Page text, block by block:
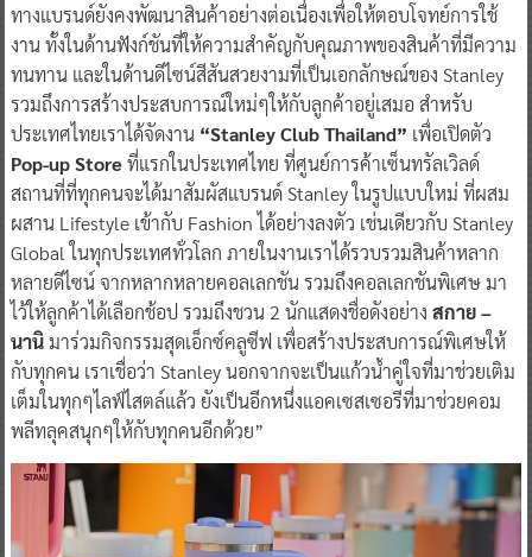
ทางแบรนด์ยังคงพัฒนาสินค้าอย่างต่อเนื่องเพื่อให้ตอบโจทย์การใช้
งาน ทั้งในด้านฟังก์ชันที่ให้ความสำคัญกับคุณภาพของสินค้าที่มีความ
ทนทาน และในด้านดีไซน์สีสันสวยงามที่เป็นเอกลักษณ์ของ Stanley
รวมถึงการสร้างประสบการณ์ใหม่ๆให้กับลูกค้าอยู่เสมอ สำหรับ
ประเทศไทยเราได้จัดงาน “Stanley Club Thailand” เพื่อเปิดตัว
Pop-up Storeที่แรกในประเทศไทย ที่ศูนย์การค้าเซ็นทรัลเวิลด์
สถานที่ที่ทุกคนจะได้มาสัมผัสแบรนด์ Stanley ในรูปแบบใหม่ ที่ผสม
ผสาน Lifestyle เข้ากับ Fashion ได้อย่างลงตัว เช่นเดียวกับ Stanley
Global ในทุกประเทศทั่วโลก ภายในงานเราได้รวบรวมสินค้าหลาก
หลายดีไซน์ จากหลากหลายคอลเลกชัน รวมถึงคอลเลกชันพิเศษ มา
ไว้ให้ลูกค้าได้เลือกช้อป รวมถึงชวน 2 นักแสดงชื่อดังอย่าง สกาย –
นานิมาร่วมกิจกรรมสุดเอ็กซ์คลูซีฟ เพื่อสร้างประสบการณ์พิเศษให้
กับทุกคน เราเชื่อว่า Stanley นอกจากจะเป็นแก้วน้ำคู่ใจที่มาช่วยเติม
เต็มในทุกๆไลฟ์ไสตล์แล้ว ยังเป็นอีกหนึ่งแอคเซสเซอรีที่มาช่วยคอม
พลีทลุคสนุกๆให้กับทุกคนอีกด้วย”